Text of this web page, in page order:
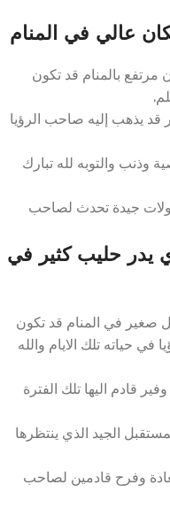
عالي في المنام
بالمنام قد تكون
قد يذهب إليه صاحب الرؤيا
وذنب والتوبه لله تبارك
جيدة تحدث لصاحب
يدر حليب كثير في
صغير في المنام قد تكون
حياته تلك الايام والله
قادم اليها تلك الفترة
الجيد الذي ينتظرها
وفرح قادمين لصاحب